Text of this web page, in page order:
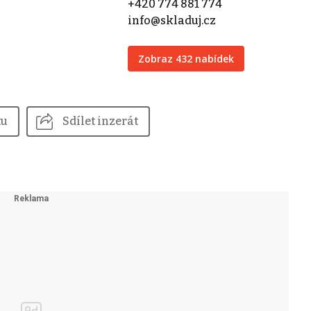
+420 774 881 774
info@skladuj.cz
Zobraz 432 nabídek
Sdílet inzerát